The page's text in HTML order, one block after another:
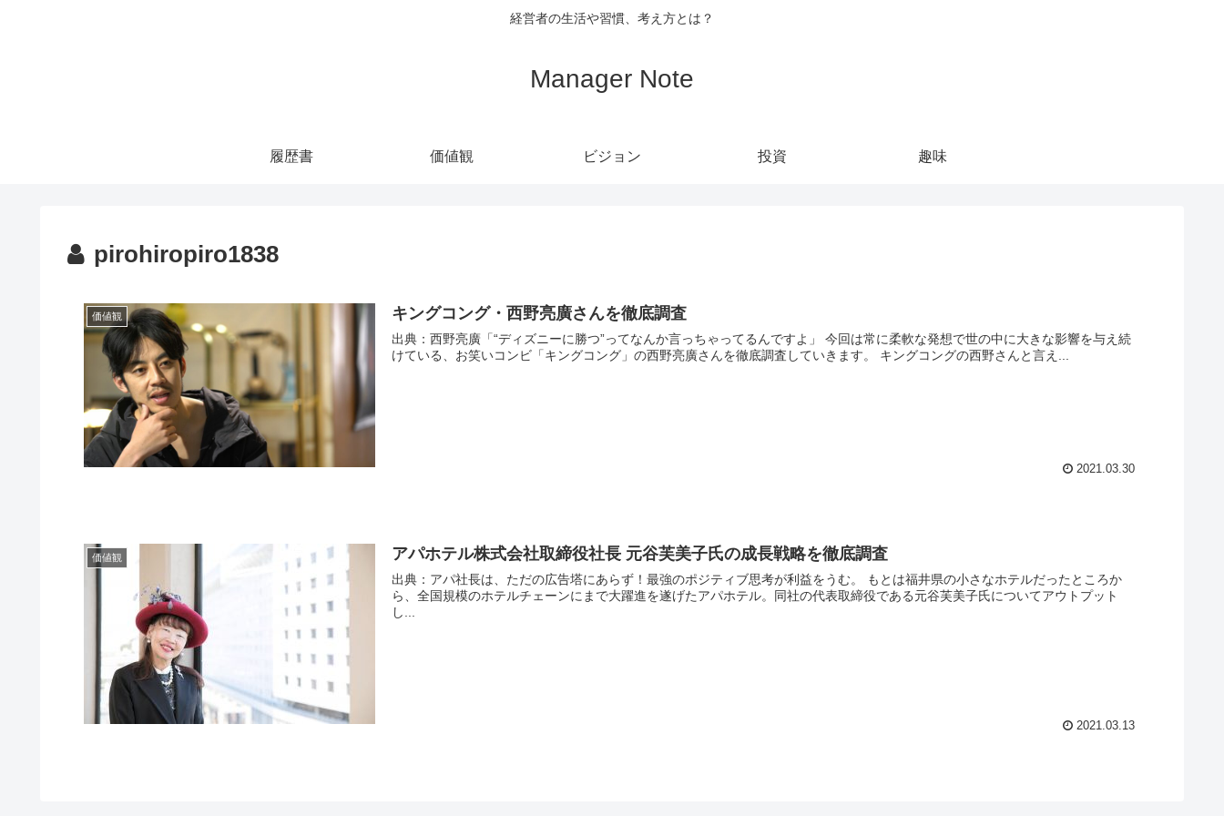
経営者の生活や習慣、考え方とは？
Manager Note
履歴書 価値観 ビジョン 投資 趣味
pirohiropiro1838
価値観 キングコング・西野亮廣さんを徹底調査
出典：西野亮廣「“ディズニーに勝つ”ってなんか言っちゃってるんですよ」 今回は常に柔軟な発想で世の中に大きな影響を与え続
けている、お笑いコンビ「キングコング」の西野亮廣さんを徹底調査していきます。 キングコングの西野さんと言え...
2021.03.30
価値観 アパホテル株式会社取締役社長 元谷芙美子氏の成長戦略を徹底調査
出典：アパ社長は、ただの広告塔にあらず！最強のポジティブ思考が利益をうむ。 もとは福井県の小さなホテルだったところか
ら、全国規模のホテルチェーンにまで大躍進を遂げたアパホテル。同社の代表取締役である元谷芙美子氏についてアウトプット
し...
2021.03.13